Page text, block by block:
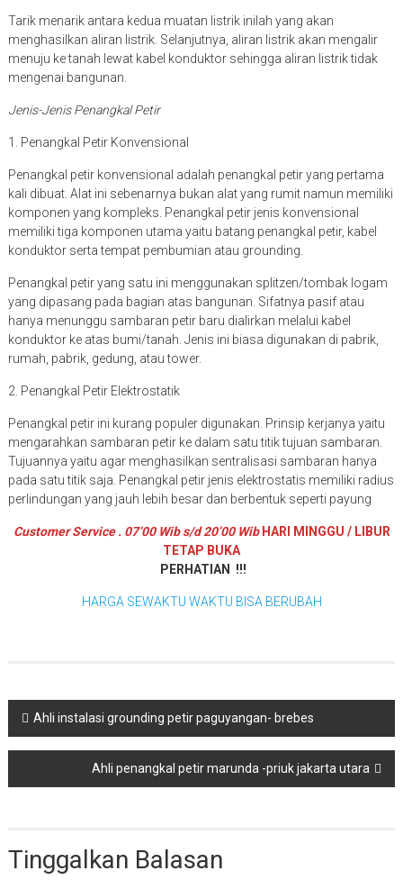
Tarik menarik antara kedua muatan listrik inilah yang akan
menghasilkan aliran listrik. Selanjutnya, aliran listrik akan mengalir
menuju ke tanah lewat kabel konduktor sehingga aliran listrik tidak
mengenai bangunan.
Jenis-Jenis Penangkal Petir
1. Penangkal Petir Konvensional
Penangkal petir konvensional adalah penangkal petir yang pertama
kali dibuat. Alat ini sebenarnya bukan alat yang rumit namun memiliki
komponen yang kompleks. Penangkal petir jenis konvensional
memiliki tiga komponen utama yaitu batang penangkal petir, kabel
konduktor serta tempat pembumian atau grounding.
Penangkal petir yang satu ini menggunakan splitzen/tombak logam
yang dipasang pada bagian atas bangunan. Sifatnya pasif atau
hanya menunggu sambaran petir baru dialirkan melalui kabel
konduktor ke atas bumi/tanah. Jenis ini biasa digunakan di pabrik,
rumah, pabrik, gedung, atau tower.
2. Penangkal Petir Elektrostatik
Penangkal petir ini kurang populer digunakan. Prinsip kerjanya yaitu
mengarahkan sambaran petir ke dalam satu titik tujuan sambaran.
Tujuannya yaitu agar menghasilkan sentralisasi sambaran hanya
pada satu titik saja. Penangkal petir jenis elektrostatis memiliki radius
perlindungan yang jauh lebih besar dan berbentuk seperti payung
Customer Service . 07’00 Wib s/d 20’00 WibHARI MINGGU / LIBUR
TETAP BUKA
PERHATIAN !!!
HARGA SEWAKTU WAKTU BISA BERUBAH
Navigasi
pos
Ahli instalasi grounding petir paguyangan- brebes
Ahli penangkal petir marunda -priuk jakarta utara
Tinggalkan Balasan